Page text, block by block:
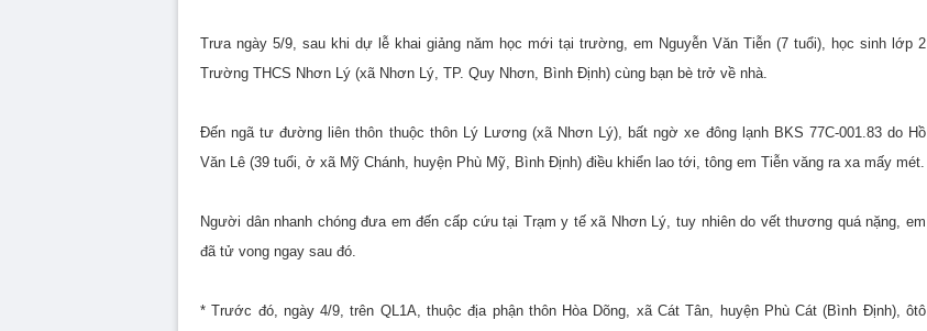
Trưa ngày 5/9, sau khi dự lễ khai giảng năm học mới tại trường, em Nguyễn Văn Tiễn (7 tuổi), học sinh lớp 2
Trường THCS Nhơn Lý (xã Nhơn Lý, TP. Quy Nhơn, Bình Định) cùng bạn bè trở về nhà.
Đến ngã tư đường liên thôn thuộc thôn Lý Lương (xã Nhơn Lý), bất ngờ xe đông lạnh BKS 77C-001.83 do Hồ
Văn Lê (39 tuổi, ở xã Mỹ Chánh, huyện Phù Mỹ, Bình Định) điều khiển lao tới, tông em Tiễn văng ra xa mấy mét.
Người dân nhanh chóng đưa em đến cấp cứu tại Trạm y tế xã Nhơn Lý, tuy nhiên do vết thương quá nặng, em
đã tử vong ngay sau đó.
* Trước đó, ngày 4/9, trên QL1A, thuộc địa phận thôn Hòa Dõng, xã Cát Tân, huyện Phù Cát (Bình Định), ôtô